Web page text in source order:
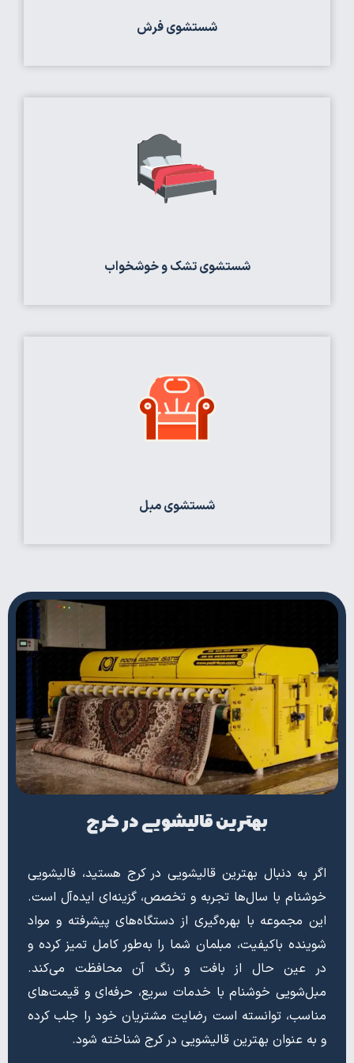
شستشوی فرش
شستشوی تشک و خوشخواب
شستشوی مبل
بهترین قالیشویی در کرج
اگر به دنبال بهترین قالیشویی در کرج هستید، فالیشویی
خوشنام با سال‌ها تجربه و تخصص، گزینه‌ای ایده‌آل است.
این مجموعه با بهره‌گیری از دستگاه‌های پیشرفته و مواد
شوینده باکیفیت، مبلمان شما را به‌طور کامل تمیز کرده و
در عین حال از بافت و رنگ آن محافظت می‌کند.
مبل‌شویی خوشنام با خدمات سریع، حرفه‌ای و قیمت‌های
مناسب، توانسته است رضایت مشتریان خود را جلب کرده
و به عنوان بهترین قالیشویی در کرج شناخته شود.